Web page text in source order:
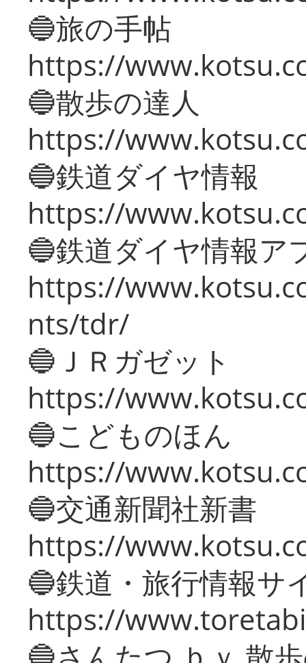
🔵旅の手帖
https://
🔵散歩の達人
https://
🔵鉄道ダイヤ情報
https://
🔵鉄道ダイヤ情報ア
https://
nts/tdr/
🔵ＪＲガゼット
https://
🔵こどものほん
https://
🔵交通新聞社新書
https://
🔵鉄道・旅行情報サ
https://